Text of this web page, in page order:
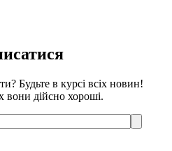
Будьте в курсі всіх новин!
вони дійсно хороші.